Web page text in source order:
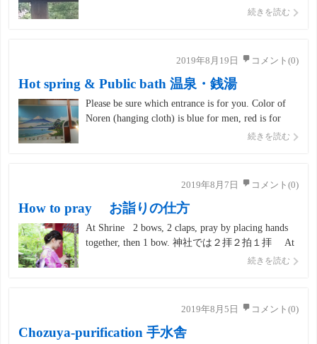
紋、徳川家の家紋は三つ葉葵 日本の家庭には皆
続きを読む
2019年8月19日 コメント(0)
Hot spring & Public bath 温泉・銭湯
Please be sure which entrance is for you. Color of
Noren (hanging cloth) is blue for men, red is for
women.入り口は男女別になっているので、どち
続きを読む
2019年8月7日 コメント(0)
How to pray お詣りの仕方
At Shrine 2 bows, 2 claps, pray by placing hands
together, then 1 bow. 神社では２拝２拍１拝 At
Temple 1 bow, pray by placing hands together, then
続きを読む
2019年8月5日 コメント(0)
Chozuya-purification 手水舎